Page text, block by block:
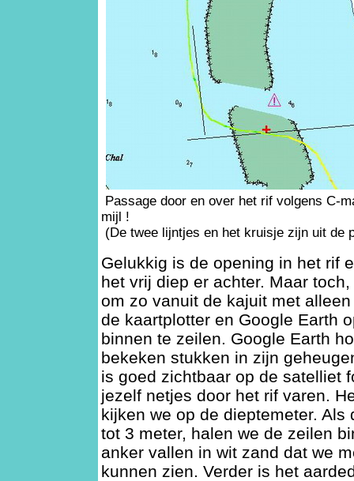
Passage door en over het rif volgens C-
mijl !
(De twee lijntjes en het kruisje zijn uit de
Gelukkig is de opening in het rif
het vrij diep er achter. Maar
om zo vanuit de kajuit met
de kaartplotter en Google Earth
binnen te zeilen. Google Earth
bekeken stukken in zijn
is goed zichtbaar op de satelliet
jezelf netjes door het rif varen.
kijken we op de dieptemeter. Als
tot 3 meter, halen we de zeilen
anker vallen in wit zand dat we
kunnen zien. Verder is het